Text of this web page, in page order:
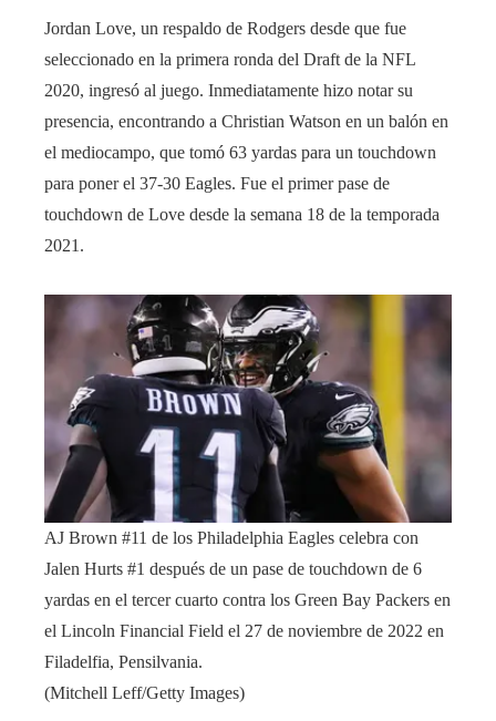
Jordan Love, un respaldo de Rodgers desde que fue
seleccionado en la primera ronda del Draft de la NFL
2020, ingresó al juego. Inmediatamente hizo notar su
presencia, encontrando a Christian Watson en un balón en
el mediocampo, que tomó 63 yardas para un touchdown
para poner el 37-30 Eagles. Fue el primer pase de
touchdown de Love desde la semana 18 de la temporada
2021.
AJ Brown #11 de los Philadelphia Eagles celebra con
Jalen Hurts #1 después de un pase de touchdown de 6
yardas en el tercer cuarto contra los Green Bay Packers en
el Lincoln Financial Field el 27 de noviembre de 2022 en
Filadelfia, Pensilvania.
(Mitchell Leff/Getty Images)